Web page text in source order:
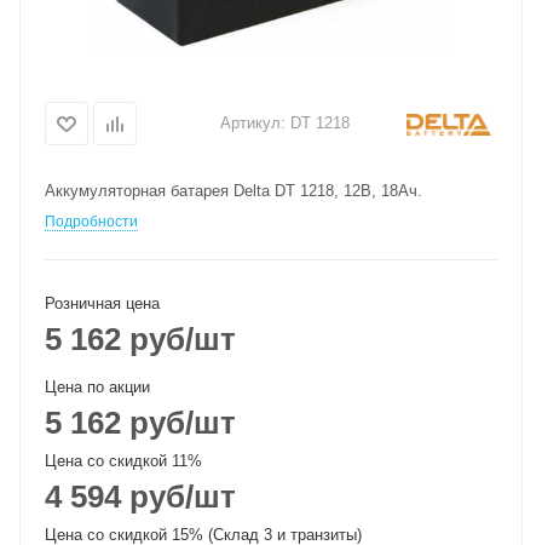
Артикул: DT 1218
Аккумуляторная батарея Delta DT 1218, 12В, 18Ач.
Подробности
Розничная цена
5 162 руб/шт
Цена по акции
5 162 руб/шт
Цена со скидкой 11%
4 594руб/шт
Цена со скидкой 15% (Склад 3 и транзиты)